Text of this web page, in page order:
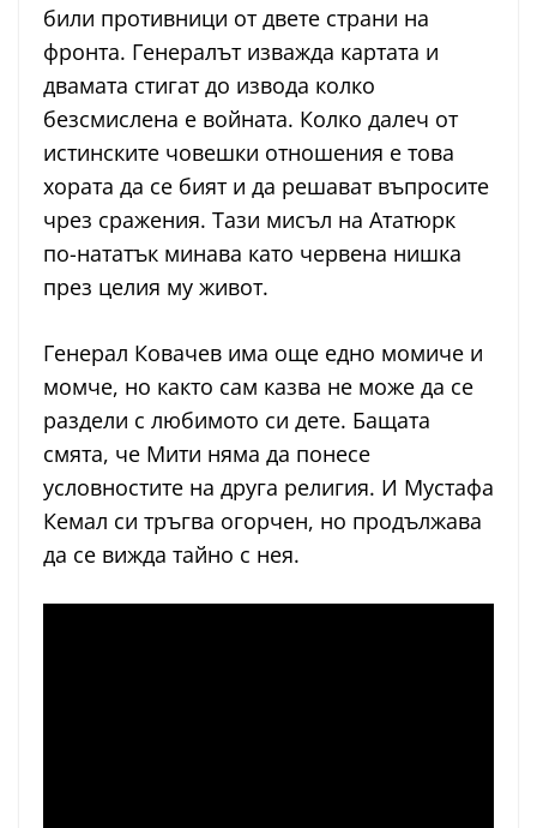
били противници от двете страни на
фронта. Генералът изважда картата и
двамата стигат до извода колко
безсмислена е войната. Колко далеч от
истинските човешки отношения е това
хората да се бият и да решават въпросите
чрез сражения. Тази мисъл на Ататюрк
по-нататък минава като червена нишка
през целия му живот.
Генерал Ковачев има още едно момиче и
момче, но както сам казва не може да се
раздели с любимото си дете. Бащата
смята, че Мити няма да понесе
условностите на друга религия. И Мустафа
Кемал си тръгва огорчен, но продължава
да се вижда тайно с нея.